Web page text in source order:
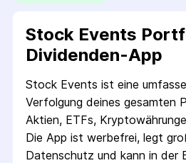
Stock Events
Dividenden-App
Stock Events ist eine
Verfolgung deines gesamten
Aktien, ETFs,
Die App ist werbefrei, legt
Datenschutz und kann in der